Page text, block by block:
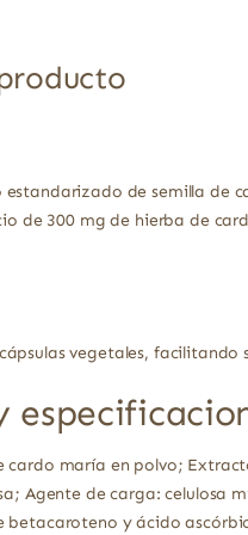
de semilla de
de 300 mg de hierba de
vegetales,
maría en polvo;
Agente de carga: celulosa
betacaroteno y ácido